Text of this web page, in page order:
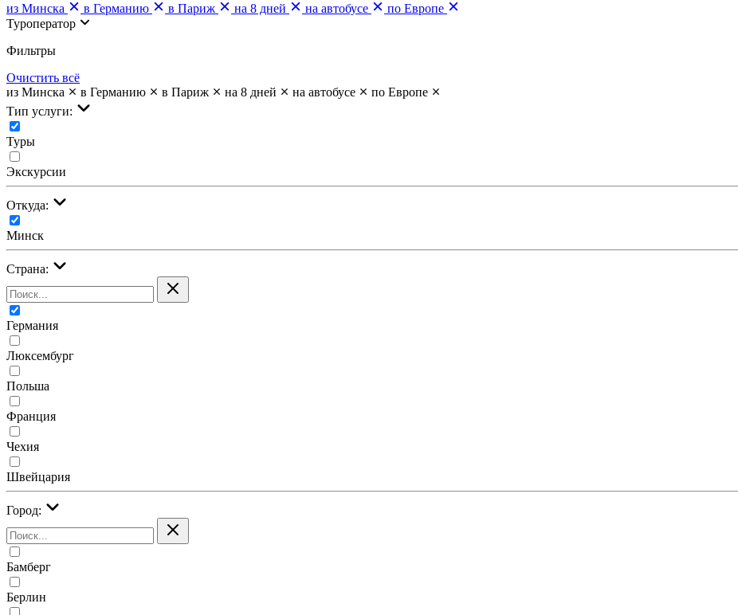
из Минска
в Германию в Париж на 8 дней на автобусе
по Европе
Туроператор
Фильтры
Очистить всё
из Минска
в Германию в Париж на 8 дней на автобусе
по Европе
Тип услуги:
Туры
Экскурсии
Откуда:
Минск
Страна:
Германия
Люксембург
Польша
Франция
Чехия
Швейцария
Город:
Бамберг
Берлин